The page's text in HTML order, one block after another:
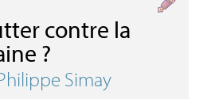
contre la
?
Simay